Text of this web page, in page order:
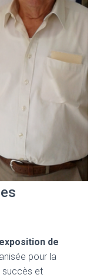
exposition de
pour la
succès et